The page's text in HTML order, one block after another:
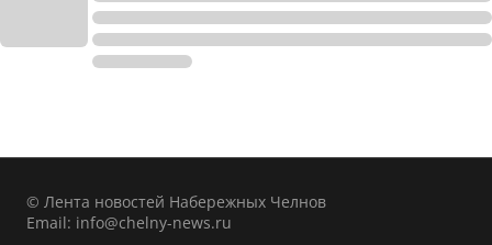
© Лента новостей Набережных Челнов
Email: info@chelny-news.ru